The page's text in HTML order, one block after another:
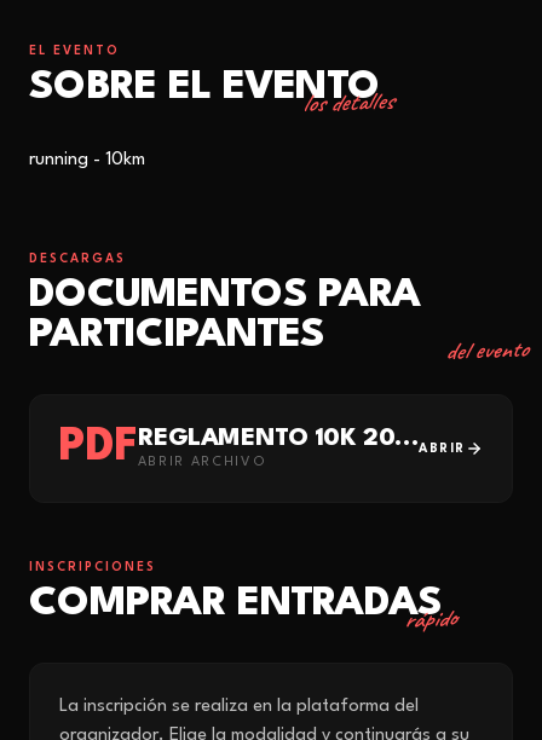
EL EVENTO
SOBRE EL EVENTO
los detalles
running - 10km
DESCARGAS
DOCUMENTOS PARA
PARTICIPANTES
del evento
PDF REGLAMENTO 10K 2026
ABRIR ARCHIVO
ABRIR
INSCRIPCIONES
COMPRAR ENTRADAS
rápido
La inscripción se realiza en la plataforma del
organizador. Elige la modalidad y continuarás a su